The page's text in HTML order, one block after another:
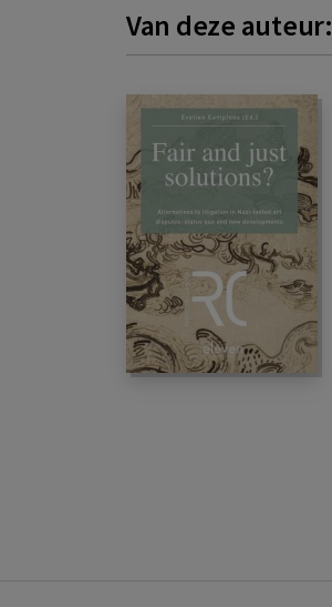
Van deze auteur: